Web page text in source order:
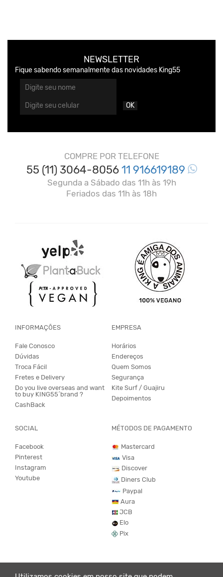
NEWSLETTER
Fique sabendo semanalmente das novidades King55
OK
COMPRE POR TELEFONE
55 (11) 3064-805611 916619189
Segunda a Sábado das 11h às 19h
Feriados das 11h às 18h
INFORMAÇÕES
Fale Conosco
Dúvidas
Troca Fácil
Fretes e Delivery
Do you live overseas and want
to buy KING55´brand ?
CashBack
EMPRESA
Horários
Endereços
Quem Somos
Segurança
Kite Surf / Guajiru
Depoimentos
SOCIAL
Facebook
Pinterest
Instagram
Youtube
MÉTODOS DE PAGAMENTO
Mastercard
Visa
Discover
Diners Club
Paypal
Aura
JCB
Elo
Pix